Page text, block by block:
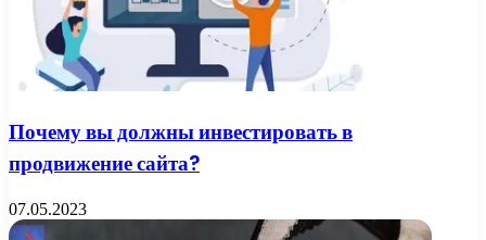
Почему вы должны инвестировать в
продвижение сайта?
07.05.2023